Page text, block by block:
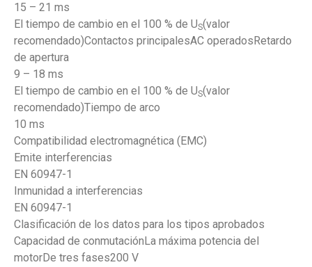
15 – 21 ms
El tiempo de cambio en el 100 % de US(valor
recomendado)Contactos principalesAC operadosRetardo
de apertura
9 – 18 ms
El tiempo de cambio en el 100 % de US(valor
recomendado)Tiempo de arco
10 ms
Compatibilidad electromagnética (EMC)
Emite interferencias
EN 60947-1
Inmunidad a interferencias
EN 60947-1
Clasificación de los datos para los tipos aprobados
Capacidad de conmutaciónLa máxima potencia del
motorDe tres fases200 V